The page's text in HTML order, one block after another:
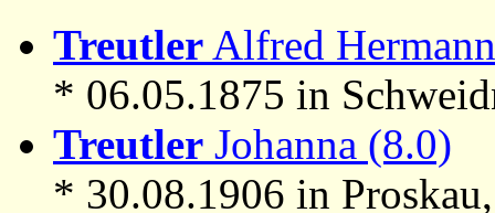
Treutler Alfred
* 06.05.1875 in
Treutler Johanna (8.0)
* 30.08.1906 in